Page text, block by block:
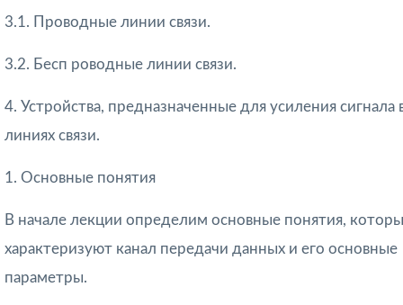
3.1. Проводные линии связи.
3.2. Бесп роводные линии связи.
4. Устройства, предназначенные для усиления сигнала
линиях связи.
1. Основные понятия
В начале лекции определим основные понятия,
характеризуют канал передачи данных и его основные
параметры.